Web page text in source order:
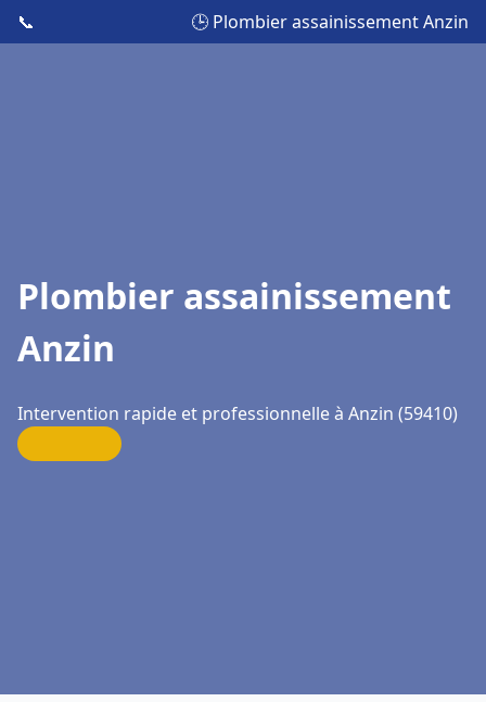
📞 🕒 Plombier assainissement Anzin
Plombier assainissement
Anzin
Intervention rapide et professionnelle à Anzin (59410)